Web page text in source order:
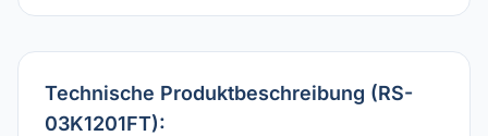
Technische Produktbeschreibung (RS-
03K1201FT):